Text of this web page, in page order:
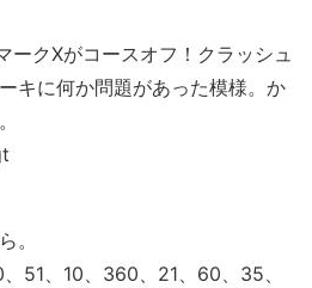
ークXがコースオフ！クラッシュ
キに何か問題があった模様。か
。
51、10、360、21、60、35、